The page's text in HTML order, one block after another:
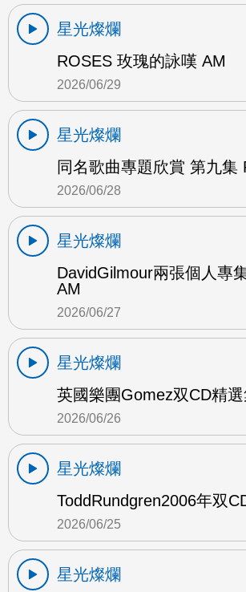
星光燦爛
ROSES 玫瑰的詠嘆 AM
2026/06/29
星光燦爛
同名歌曲專題欣賞 第九集
2026/06/28
星光燦爛
DavidGilmour兩張個人專
AM
2026/06/27
星光燦爛
英國樂團Gomez双CD精
2026/06/26
星光燦爛
ToddRundgren2006年双
2026/06/25
星光燦爛